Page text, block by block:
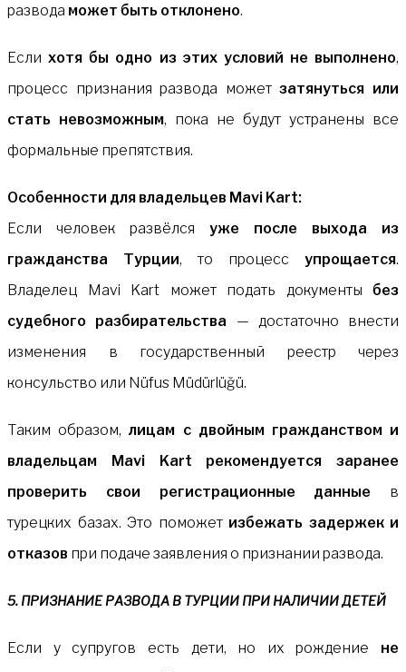
развода может быть отклонено.
Еслихотя бы одно из этих условий не выполнено,
процесс признания развода можетзатянуться или
стать невозможным, пока не будут устранены все
формальные препятствия.
Особенности для владельцев Mavi Kart:
Если человек развёлся уже после выхода из
гражданства Турции, то процесс упрощается.
Владелец Mavi Kart может подать документы без
судебного разбирательства — достаточно внести
изменения в государственный реестр через
консульство или Nüfus Müdürlüğü.
Таким образом,лицам с двойным гражданством и
владельцам Mavi Kart рекомендуется заранее
проверить свои регистрационные данные в
турецких базах. Это поможет избежать задержек и
отказов при подаче заявления о признании развода.
5. ПРИЗНАНИЕ РАЗВОДА В ТУРЦИИ ПРИ НАЛИЧИИ ДЕТЕЙ
Если у супругов есть дети, но их рождение не